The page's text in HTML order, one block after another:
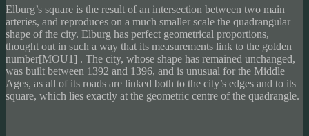
Elburg’s square is the result of an intersection between two main
arteries, and reproduces on a much smaller scale the quadrangular
shape of the city. Elburg has perfect geometrical proportions,
thought out in such a way that its measurements link to the golden
number[MOU1] . The city, whose shape has remained unchanged,
was built between 1392 and 1396, and is unusual for the Middle
Ages, as all of its roads are linked both to the city’s edges and to its
square, which lies exactly at the geometric centre of the quadrangle.